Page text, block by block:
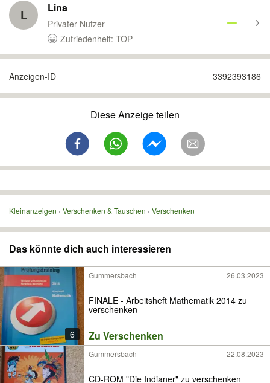
L Lina
Privater Nutzer
Zufriedenheit: TOP
Anzeigen-ID 3392393186
Diese Anzeige teilen
Kleinanzeigen Verschenken & Tauschen Verschenken
Das könnte dich auch interessieren
6
Gummersbach 26.03.2023
FINALE - Arbeitsheft Mathematik 2014 zu
verschenken
Zu Verschenken
Gummersbach 22.08.2023
CD-ROM "Die Indianer" zu verschenken